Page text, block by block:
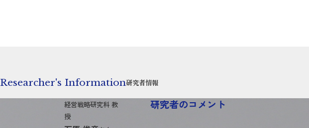
Researcher's Information研究者情報
経営戦略研究科 教
授
研究者のコメント